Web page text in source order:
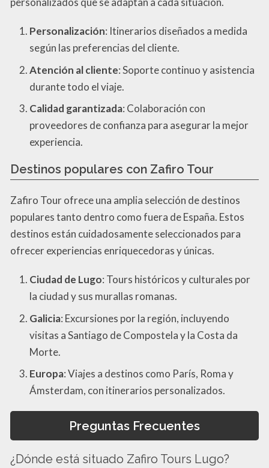
Personalización: Itinerarios diseñados a medida
según las preferencias del cliente.
Atención al cliente: Soporte continuo y asistencia
durante todo el viaje.
Calidad garantizada: Colaboración con
proveedores de confianza para asegurar la mejor
experiencia.
Destinos populares con Zafiro Tour
Zafiro Tour ofrece una amplia selección de destinos
populares tanto dentro como fuera de España. Estos
destinos están cuidadosamente seleccionados para
ofrecer experiencias enriquecedoras y únicas.
Ciudad de Lugo: Tours históricos y culturales por
la ciudad y sus murallas romanas.
Galicia: Excursiones por la región, incluyendo
visitas a Santiago de Compostela y la Costa da
Morte.
Europa: Viajes a destinos como París, Roma y
Ámsterdam, con itinerarios personalizados.
Preguntas Frecuentes
¿Dónde está situado Zafiro Tours Lugo?